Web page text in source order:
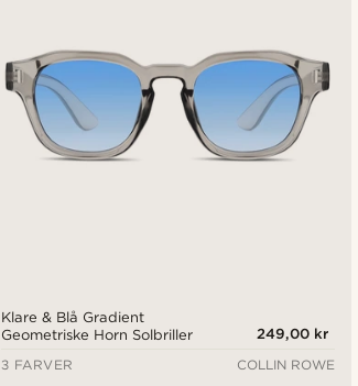
Klare & Blå Gradient
Geometriske Horn Solbriller
249,00 kr
3 FARVER
COLLIN ROWE